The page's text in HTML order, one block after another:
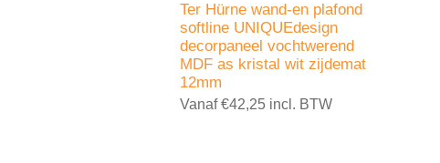
Ter Hürne wand-en plafond
softline UNIQUEdesign
decorpaneel vochtwerend
MDF as kristal wit zijdemat
12mm
Vanaf €42,25 incl. BTW